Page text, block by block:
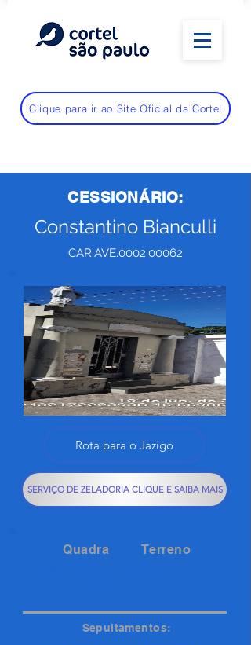
Clique para ir ao Site Oficial da Cortel
CESSIONÁRIO:
Constantino Bianculli
CAR.AVE.0002.00062
Rota para o Jazigo
SERVIÇO DE ZELADORIA CLIQUE E SAIBA MAIS
Quadra Terreno
Sepultamentos: